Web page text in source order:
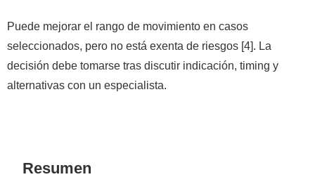
Puede mejorar el rango de movimiento en casos
seleccionados, pero no está exenta de riesgos [4]. La
decisión debe tomarse tras discutir indicación, timing y
alternativas con un especialista.
Resumen